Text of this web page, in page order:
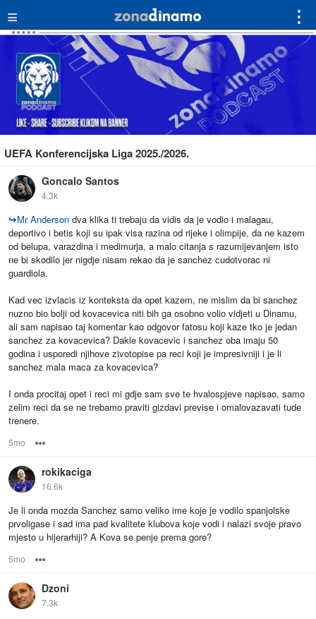
≡ ⋮
UEFA Konferencijska Liga 2025./2026.
Goncalo Santos
4.3k
↪Mr Anderson dva klika ti trebaju da vidis da je vodio i malagau,
deportivo i betis koji su ipak visa razina od rijeke i olimpije, da ne kazem
od belupa, varazdina i medimurja, a malo citanja s razumijevanjem isto
ne bi skodilo jer nigdje nisam rekao da je sanchez cudotvorac ni
guardiola.
Kad vec izvlacis iz konteksta da opet kazem, ne mislim da bi sanchez
nuzno bio bolji od kovacevica niti bih ga osobno volio vidjeti u Dinamu,
ali sam napisao taj komentar kao odgovor fatosu koji kaze tko je jedan
sanchez za kovacevica? Dakle kovacevic i sanchez oba imaju 50
godina i usporedi njihove zivotopise pa reci koji je impresivniji i je li
sanchez mala maca za kovacevica?
I onda procitaj opet i reci mi gdje sam sve te hvalospjeve napisao, samo
zelim reci da se ne trebamo praviti gizdavi previse i omalovazavati tude
trenere.
5mo
rokikaciga
16.6k
Je li onda mozda Sanchez samo veliko ime koje je vodilo spanjolske
prvoligase i sad ima pad kvalitete klubova koje vodi i nalazi svoje pravo
mjesto u hijerarhiji? A Kova se penje prema gore?
5mo
Dzoni
7.3k